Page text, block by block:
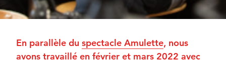
En parallèle du spectacle Amulette, nous
avons travaillé en février et mars 2022 avec